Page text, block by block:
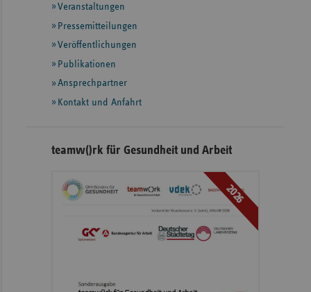
weiteren
Informationen
Veranstaltungen
Pressemitteilungen
Veröffentlichungen
Publikationen
Ansprechpartner
Kontakt und Anfahrt
teamw()rk für Gesundheit und Arbeit
2026